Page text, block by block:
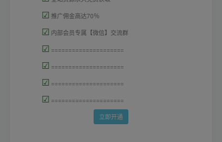
☑ 推广佣金高达70％
☑ 内部会员专属【微信】交流群
☑ =====================
☑ =====================
☑ =====================
☑ =====================
立即开通